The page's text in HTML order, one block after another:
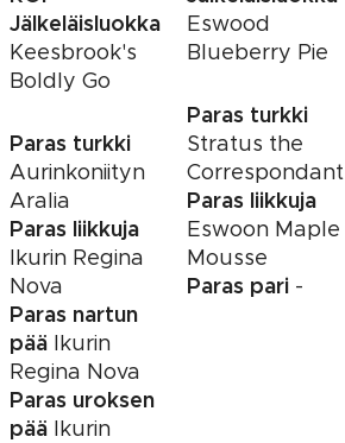
Jälkeläisluokka
Keesbrook's
Boldly Go
Paras turkki
Aurinkoniityn
Aralia
Paras liikkuja
Ikurin Regina
Nova
Paras nartun
pää Ikurin
Regina Nova
Paras uroksen
pää Ikurin
Eswood
Blueberry Pie
Paras turkki
Stratus the
Correspondant
Paras liikkuja
Eswoon Maple
Mousse
Paras pari -